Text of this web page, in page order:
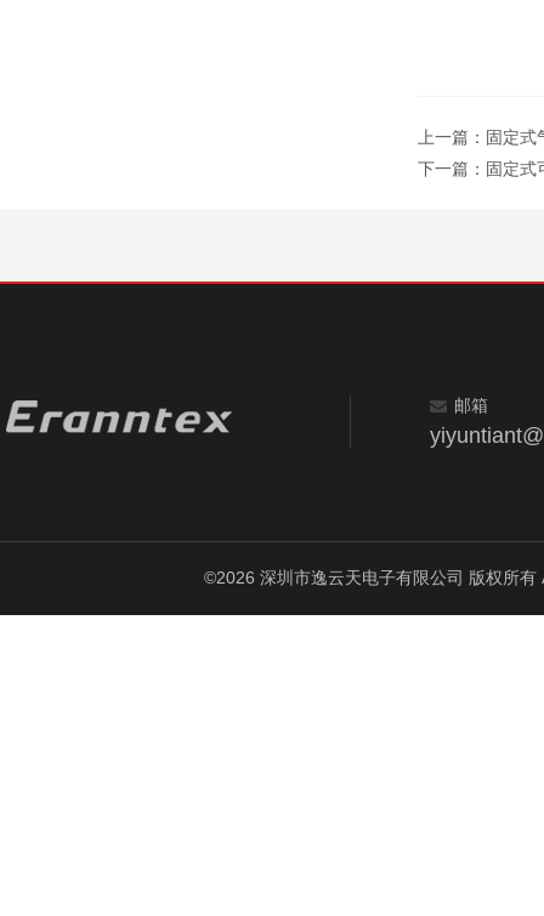
上一篇： 固定式
下一篇： 固定式
邮箱
©2026 深圳市逸云天电子有限公司 版权所有